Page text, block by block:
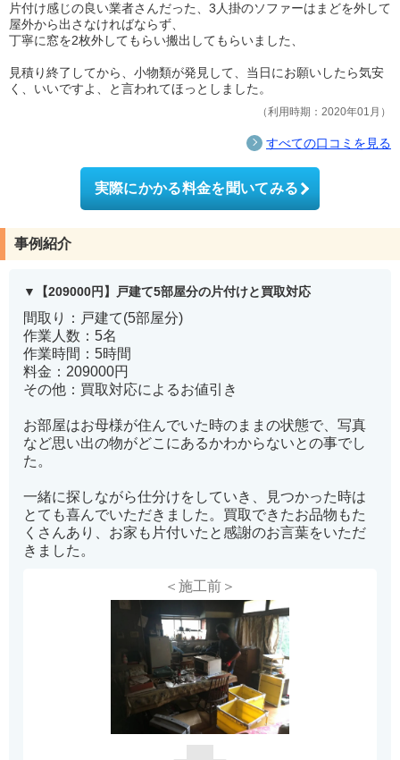
片付け感じの良い業者さんだった、3人掛のソファーはまどを外して
屋外から出さなければならず、
丁寧に窓を2枚外してもらい搬出してもらいました、
見積り終了してから、小物類が発見して、当日にお願いしたら気安
く、いいですよ、と言われてほっとしました。
利用時期：2020年01月
すべての口コミを見る
実際にかかる料金を聞いてみる
事例紹介
【209000円】戸建て5部屋分の片付けと買取対応
間取り：戸建て(5部屋分)
作業人数：5名
作業時間：5時間
料金：209000円
その他：買取対応によるお値引き
お部屋はお母様が住んでいた時のままの状態で、写真
など思い出の物がどこにあるかわからないとの事でし
た。
一緒に探しながら仕分けをしていき、見つかった時は
とても喜んでいただきました。買取できたお品物もた
くさんあり、お家も片付いたと感謝のお言葉をいただ
きました。
＜施工前＞